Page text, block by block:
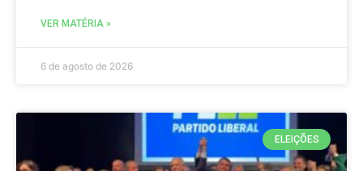
VER MATÉRIA »
6 de agosto de 2026
ELEIÇÕES